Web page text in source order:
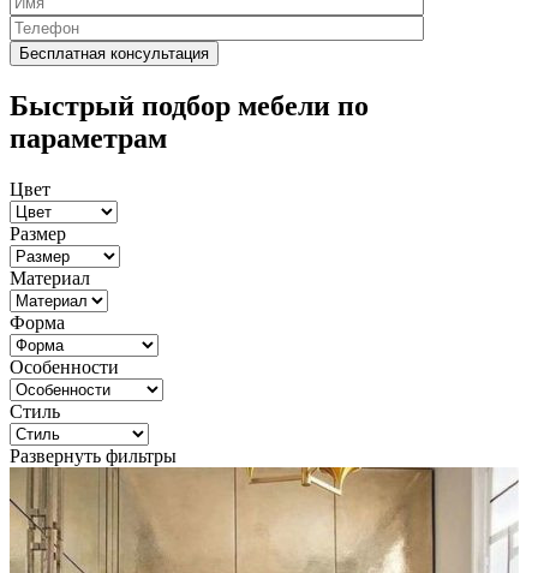
Быстрый подбор мебели по
параметрам
Цвет
Размер
Материал
Форма
Особенности
Стиль
Развернуть фильтры